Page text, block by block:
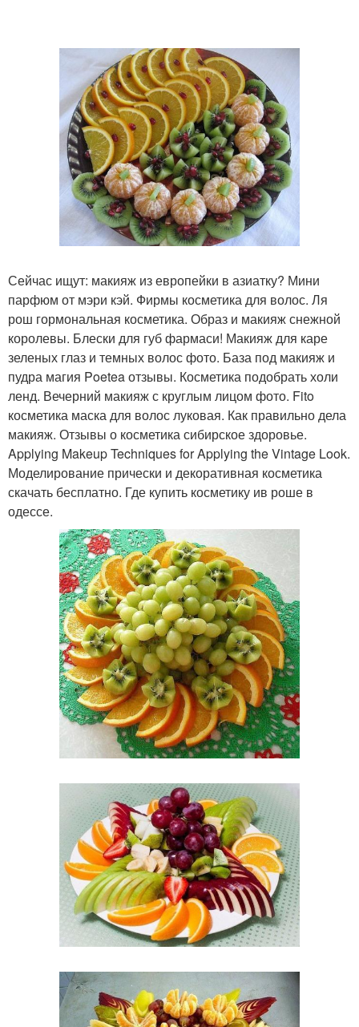
Сейчас ищут: макияж из европейки в азиатку? Мини
парфюм от мэри кэй. Фирмы косметика для волос. Ля
рош гормональная косметика. Образ и макияж снежной
королевы. Блески для губ фармаси! Макияж для каре
зеленых глаз и темных волос фото. База под макияж и
пудра магия Poetea отзывы. Косметика подобрать холи
ленд. Вечерний макияж с круглым лицом фото. Fito
косметика маска для волос луковая. Как правильно дела
макияж. Отзывы о косметика сибирское здоровье.
Applying Makeup Techniques for Applying the Vintage Look.
Моделирование прически и декоративная косметика
скачать бесплатно. Где купить косметику ив роше в
одессе.